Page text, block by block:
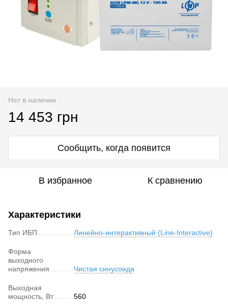
Нет в наличии
14 453 грн
Сообщить, когда появится
В избранное К сравнению
Характеристики
Тип ИБП Линейно-интерактивный (Line-Interactive)
Форма
выходного
напряжения
Чистая синусоида
Выходная
мощность, Вт
560